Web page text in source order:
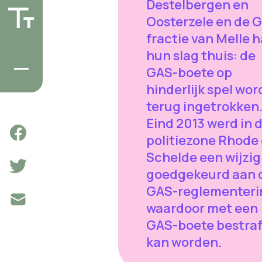
Destelbergen en
Oosterzele en de
fractie van Melle
hun slag thuis: de
GAS-boete op
hinderlijk spel
terug ingetrokken.
Eind 2013 werd in
politiezone Rhode
Schelde een
goedgekeurd aan
GAS-
waardoor met een
GAS-boete
kan worden.